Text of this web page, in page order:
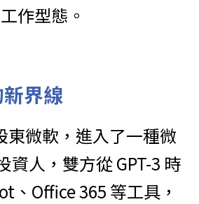
作型態。
界線
東微軟，進入了一種微
人，雙方從 GPT-3 時
、Office 365 等工具，